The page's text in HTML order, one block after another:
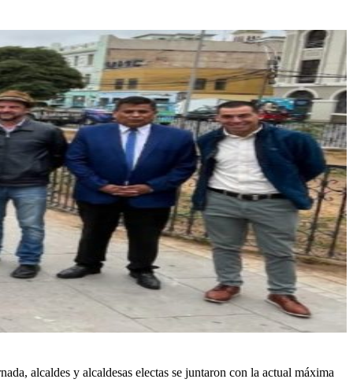
alcaldes y alcaldesas electas se juntaron con la actual máxima